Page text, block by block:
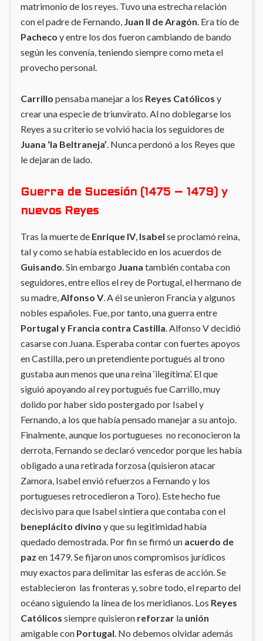
matrimonio de los reyes. Tuvo una estrecha relación
con el padre de Fernando,Juan II de Aragón. Era tío de
Pacheco y entre los dos fueron cambiando de bando
según les convenía, teniendo siempre como meta el
provecho personal.
Carrillo pensaba manejar a los Reyes Católicos y
crear una especie de triunvirato. Al no doblegarse los
Reyes a su criterio se volvió hacia los seguidores de
Juana ‘la Beltraneja’. Nunca perdonó a los Reyes que
le dejaran de lado.
Guerra de Sucesión (1475 – 1479) y
nuevos Reyes
Tras la muerte de Enrique IV, Isabel se proclamó reina,
tal y como se había establecido en los acuerdos de
Guisando . Sin embargo Juana también contaba con
seguidores, entre ellos el rey de Portugal, el hermano de
su madre, Alfonso V. A él se unieron Francia y algunos
nobles españoles. Fue, por tanto, una guerra entre
Portugal y Francia contra Castilla . Alfonso V decidió
casarse con Juana. Esperaba contar con fuertes apoyos
en Castilla, pero un pretendiente portugués al trono
gustaba aun menos que una reina ‘ilegítima’. El que
siguió apoyando al rey portugués fue Carrillo, muy
dolido por haber sido postergado por Isabel y
Fernando, a los que había pensado manejar a su antojo.
Finalmente, aunque los portugueses no reconocieron la
derrota, Fernando se declaró vencedor porque les había
obligado a una retirada forzosa (quisieron atacar
Zamora, Isabel envió refuerzos a Fernando y los
portugueses retrocedieron a Toro). Este hecho fue
decisivo para que Isabel sintiera que contaba con el
beneplácito divino y que su legitimidad había
quedado demostrada. Por fin se firmó un acuerdo de
paz en 1479. Se fijaron unos compromisos jurídicos
muy exactos para delimitar las esferas de acción. Se
establecieron las fronteras y, sobre todo, el reparto del
océano siguiendo la línea de los meridianos. Los Reyes
Católicos siempre quisieron reforzarla unión
amigable con Portugal . No debemos olvidar además